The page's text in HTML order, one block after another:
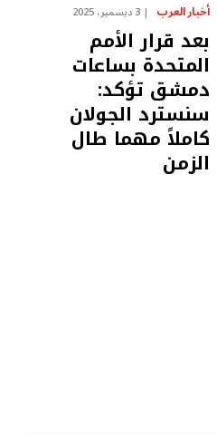
أخبار العرب 3 ديسمبر، 2025
بعد قرار الأمم
المتحدة بساعات
دمشق تؤكد:
سنسترد الجولان
كاملاً مهما طال
الزمن